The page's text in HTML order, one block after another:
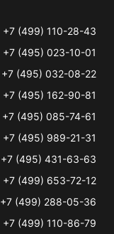
+7 (499) 110-28-43
+7 (495) 023-10-01
+7 (495) 032-08-22
+7 (495) 162-90-81
+7 (495) 085-74-61
+7 (495) 989-21-31
+7 (495) 431-63-63
+7 (499) 653-72-12
+7 (499) 288-05-36
+7 (499) 110-86-79